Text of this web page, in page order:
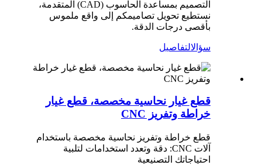
التصميم بمساعدة الحاسوب (CAD) المتقدمة،
نستطيع تحويل تصاميمكم إلى واقع ملموس
بأقصى درجات الدقة.
سؤالالتفاصيل
قطع غيار نحاسية مخصصة، قطع غيار
خراطة وتفريز CNC
قطع خراطة وتفريز نحاسية مخصصة باستخدام
آلات CNC: دقة وتعدد استخدامات لتلبية
احتياجاتك التصنيعية